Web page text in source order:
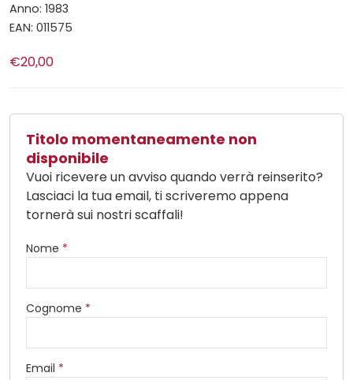
Anno: 1983
EAN: 011575
€20,00
Titolo momentaneamente non
disponibile
Vuoi ricevere un avviso quando verrà reinserito?
Lasciaci la tua email, ti scriveremo appena
tornerà sui nostri scaffali!
Nome *
Cognome *
Email *